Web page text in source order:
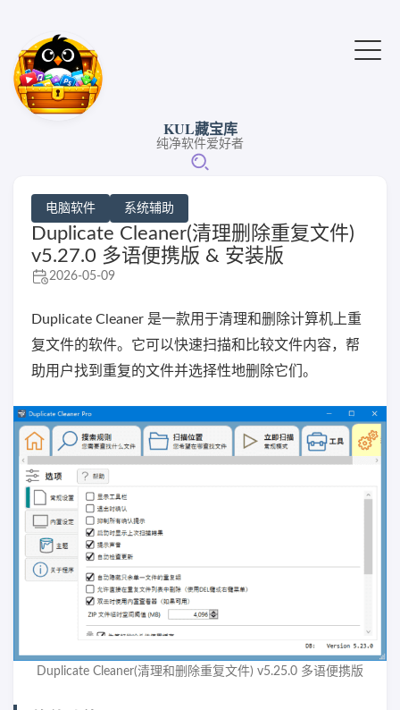
KUL藏宝库
纯净软件爱好者
电脑软件 系统辅助
Duplicate Cleaner(清理删除重复文件)
v5.27.0 多语便携版 & 安装版
2026-05-09
Duplicate Cleaner 是一款用于清理和删除计算机上重
复文件的软件。它可以快速扫描和比较文件内容，帮
助用户找到重复的文件并选择性地删除它们。
Duplicate Cleaner(清理和删除重复文件) v5.25.0 多语便携版